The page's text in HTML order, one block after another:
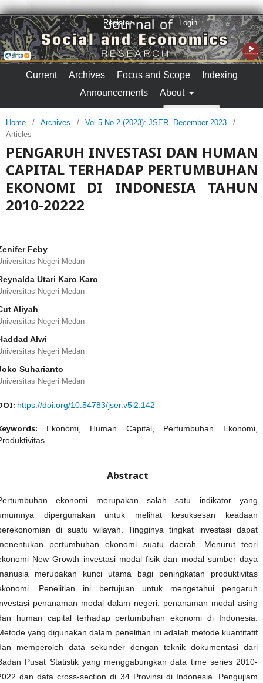
Current Archives Focus and Scope
Indexing
Announcements
About
Register Login
Home / Archives / Vol 5 No 2 (2023): JSER, December 2023
/
Articles
PENGARUH INVESTASI DAN HUMAN
CAPITAL TERHADAP PERTUMBUHAN
EKONOMI DI INDONESIA TAHUN
2010-20222
Feby
Negeri Medan
Utari Karo Karo
Negeri Medan
Aliyah
Negeri Medan
Alwi
Negeri Medan
Suharianto
Negeri Medan
https://doi.org/10.54783/jser.v5i2.142
Ekonomi, Human Capital, Pertumbuhan Ekonomi,
Abstract
ekonomi merupakan salah satu indikator yang
dipergunakan untuk melihat kesuksesan keadaan
di suatu wilayah. Tingginya tingkat investasi dapat
pertumbuhan ekonomi suatu daerah. Menurut teori
New Growth investasi modal fisik dan modal sumber daya
merupakan kunci utama bagi peningkatan produktivitas
Penelitian ini bertujuan untuk mengetahui pengaruh
penanaman modal dalam negeri, penanaman modal asing
human capital terhadap pertumbuhan ekonomi di Indonesia.
yang digunakan dalam penelitian ini adalah metode kuantitatif
memperoleh data sekunder dengan teknik dokumentasi dari
Pusat Statistik yang menggabungkan data time series 2010-
dan data cross-section di 34 Provinsi di Indonesia. Pengujiam